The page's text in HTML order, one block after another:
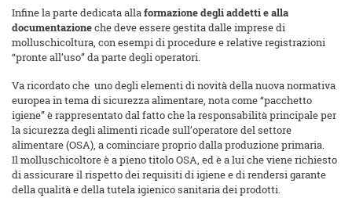
Infine la parte dedicata allaformazione degli addetti e alla
documentazioneche deve essere gestita dalle imprese di
molluschicoltura, con esempi di procedure e relative registrazioni
“pronte all’uso” da parte degli operatori.
Va ricordato che uno degli elementi di novità della nuova normativa
europea in tema di sicurezza alimentare, nota come “pacchetto
igiene” è rappresentato dal fatto che la responsabilità principale per
la sicurezza degli alimenti ricade sull’operatore del settore
alimentare (OSA), a cominciare proprio dalla produzione primaria.
Il molluschicoltore è a pieno titolo OSA, ed è a lui che viene richiesto
di assicurare il rispetto dei requisiti di igiene e di rendersi garante
della qualità e della tutela igienico sanitaria dei prodotti.